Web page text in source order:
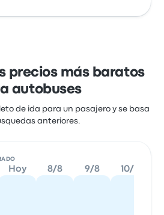
precios más baratos
autobuses
de ida para un pasajero y se basa
anteriores.
Hoy 8/8 9/8 10/8